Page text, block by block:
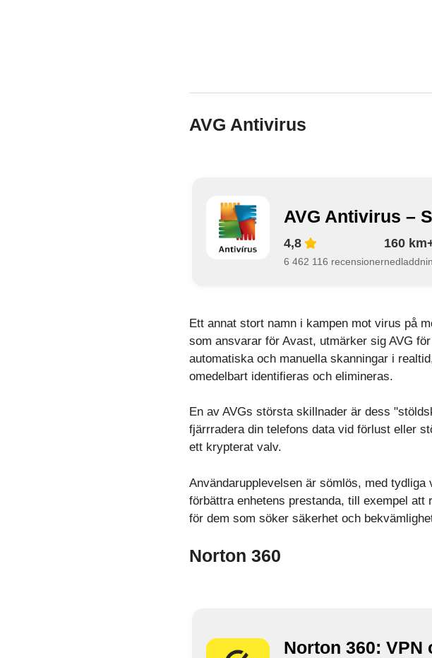
AVG Antivirus
AVG Antivirus –
4,8
6 462 116 recensioner
160
Ett annat stort namn i kampen mot virus på
som ansvarar för Avast, utmärker sig AVG
automatiska och manuella skanningar i
omedelbart identifieras och elimineras.
En av AVGs största skillnader är dess
fjärrradera din telefons data vid förlust eller
ett krypterat valv.
Användarupplevelsen är sömlös, med
förbättra enhetens prestanda, till exempel
för dem som söker säkerhet och
Norton 360
Norton 360: VPN